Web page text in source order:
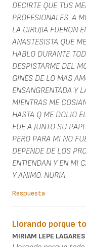
DECIRTE QUE TUS
PROFESIONALES. A
LA CIRUJIA FUERON
ANASTESISTA QUE
HABLO DURANTE
DESPISTARME DEL
GINES DE LO MAS
ENSANGRENTADA Y
MIENTRAS ME
HASTA Q ME DOLIO
FUE A JUNTO SU
PERO PARA MI NO
DEPENDE DE LOS
ENTIENDAN Y EN MI
Y ANIMO. NURIA
Respuesta
Llorando porque
MIRIAM LEPE